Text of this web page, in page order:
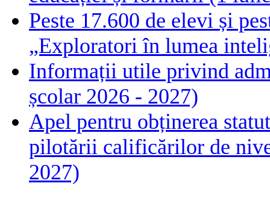
Peste 17.600 de elevi și
„Exploratori în lumea
Informații utile privind
școlar 2026 - 2027)
Apel pentru obținerea
pilotării calificărilor de
2027)